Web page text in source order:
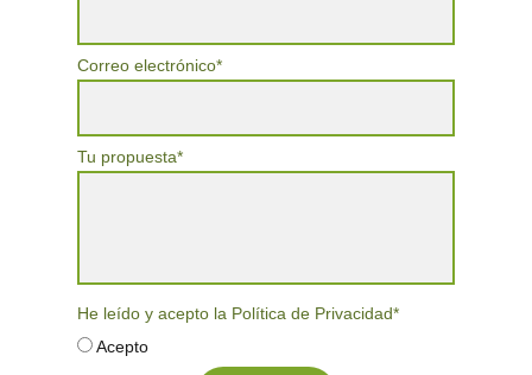
Correo electrónico*
Tu propuesta*
He leído y acepto la Política de Privacidad*
Acepto